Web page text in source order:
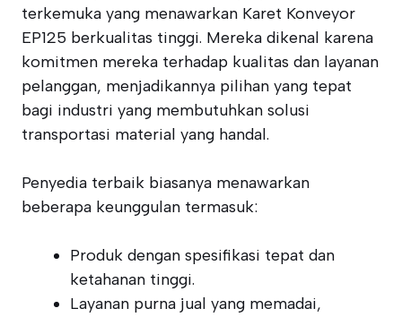
terkemuka yang menawarkan Karet Konveyor
EP125 berkualitas tinggi. Mereka dikenal karena
komitmen mereka terhadap kualitas dan layanan
pelanggan, menjadikannya pilihan yang tepat
bagi industri yang membutuhkan solusi
transportasi material yang handal.
Penyedia terbaik biasanya menawarkan
beberapa keunggulan termasuk:
Produk dengan spesifikasi tepat dan
ketahanan tinggi.
Layanan purna jual yang memadai,